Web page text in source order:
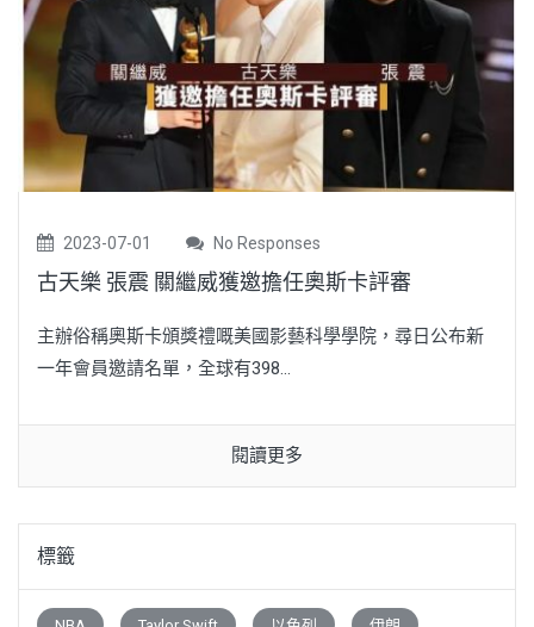
2023-07-01 No Responses
古天樂 張震 關繼威獲邀擔任奧斯卡評審
主辦俗稱奧斯卡頒獎禮嘅美國影藝科學學院，尋日公布新
一年會員邀請名單，全球有398...
閱讀更多
標籤